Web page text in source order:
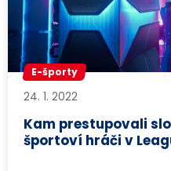
E-športy
24. 1. 2022
Kam prestupovali
športoví hráči v